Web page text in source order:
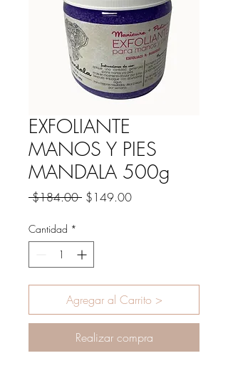
EXFOLIANTE
MANOS Y PIES
MANDALA 500g
$184.00 Precio
$149.00Precio
Cantidad *
Agregar al Carrito >
Realizar compra